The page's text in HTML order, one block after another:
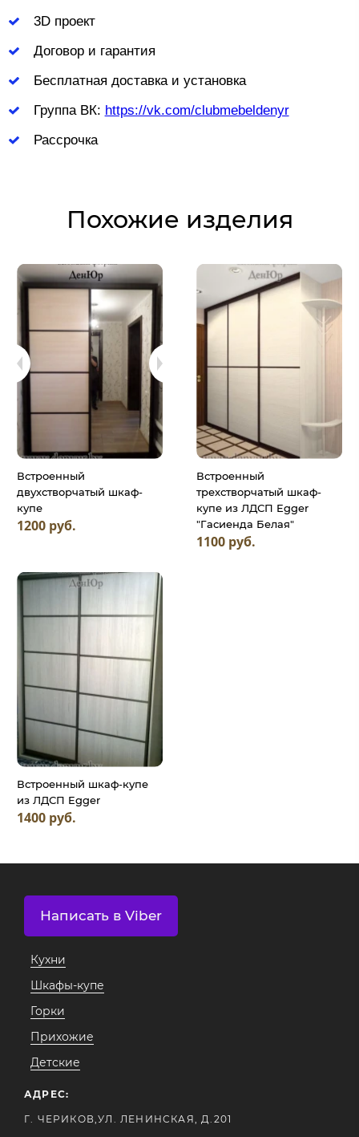
3D проект
Договор и гарантия
Бесплатная доставка и установка
Группа ВК: https://vk.com/clubmebeldenyr
Рассрочка
Похожие изделия
Встроенный
двухстворчатый шкаф-
купе
1200 руб.
Встроенный
трехстворчатый шкаф-
купе из ЛДСП Egger
"Гасиенда Белая"
1100 руб.
Встроенный шкаф-купе
из ЛДСП Egger
1400 руб.
Написать в Viber
Кухни
Шкафы-купе
Горки
Прихожие
Детские
АДРЕС:
Г. ЧЕРИКОВ,УЛ. ЛЕНИНСКАЯ, Д.201